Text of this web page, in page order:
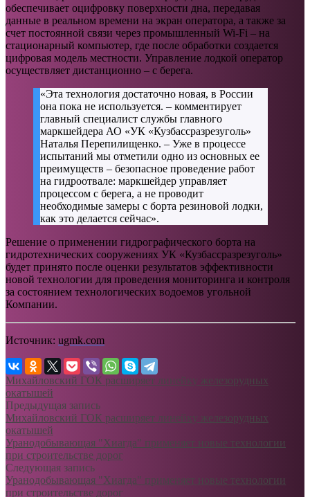
обеспечивает оцифровку поверхности дна, передавая
данные в реальном времени на экран оператора, а также за
счет постоянной связи через промышленный Wi-Fi – на
стационарный компьютер, где после обработки создается
цифровая модель местности. Управление лодкой оператор
осуществляет дистанционно – с берега.
«Эта технология достаточно новая, в России
она пока не используется. – комментирует
главный специалист службы главного
маркшейдера АО «УК «Кузбассразрезуголь»
Наталья Перепилищенко. – Уже в процессе
испытаний мы отметили одно из основных ее
преимуществ – безопасное проведение работ
на гидроотвале: маркшейдер управляет
процессом с берега, а не проводит
необходимые замеры с борта резиновой лодки,
как это делается сейчас».
Решение о применении гидрографического борта на
гидротехнических сооружениях УК «Кузбассразрезуголь»
будет принято после оценки результатов эффективности
новой технологии для проведения мониторинга и контроля
за состоянием технологических водоемов угольной
Компании.
Источник: ugmk.com
Михайловский ГОК расширяет линейку железорудных
окатышей
Предыдущая запись
Михайловский ГОК расширяет линейку железорудных
окатышей
Уранодобывающая "Хиагда" применяет новые технологии
при строительстве дорог
Следующая запись
Уранодобывающая "Хиагда" применяет новые технологии
при строительстве дорог